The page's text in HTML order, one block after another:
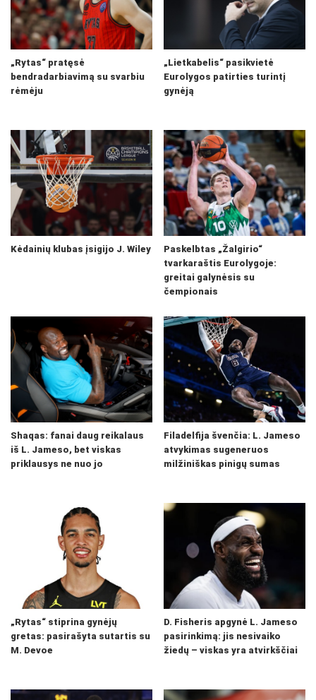
„Rytas“ pratęsė
bendradarbiavimą su svarbiu
rėmėju
„Lietkabelis“ pasikvietė
Eurolygos patirties turintį
gynėją
Kėdainių klubas įsigijo J. Wiley
Paskelbtas „Žalgirio“
tvarkaraštis Eurolygoje:
greitai galynėsis su
čempionais
Shaqas: fanai daug reikalaus
iš L. Jameso, bet viskas
priklausys ne nuo jo
Filadelfija švenčia: L. Jameso
atvykimas sugeneruos
milžiniškas pinigų sumas
„Rytas“ stiprina gynėjų
gretas: pasirašyta sutartis su
M. Devoe
D. Fisheris apgynė L. Jameso
pasirinkimą: jis nesivaiko
žiedų – viskas yra atvirkščiai